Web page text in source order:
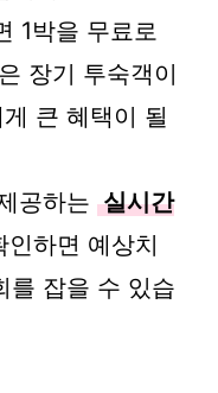
1박을 무료로
장기 투숙객이
큰 혜택이 될
공하는 실시간
인하면 예상치
를 잡을 수 있습